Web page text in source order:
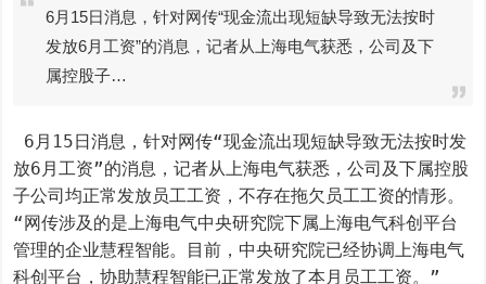
6月15日消息，针对网传“现金流出现短缺导致无法按时
发放6月工资”的消息，记者从上海电气获悉，公司及下
属控股子…
放6月工资”的消息，记者从上海电气获悉，公司及下属控股
子公司均正常发放员工工资，不存在拖欠员工工资的情形。
“网传涉及的是上海电气中央研究院下属上海电气科创平台
管理的企业慧程智能。目前，中央研究院已经协调上海电气
科创平台，协助慧程智能已正常发放了本月员工工资。”